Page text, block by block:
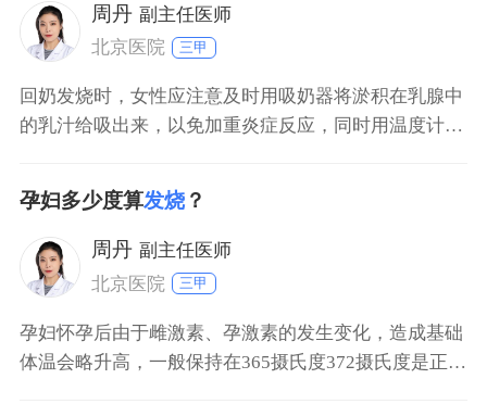
周丹 副主任医师
北京医院
三甲
回奶发烧时，女性应注意及时用吸奶器将淤积在乳腺中
的乳汁给吸出来，以免加重炎症反应，同时用温度计测
行退热治疗。比如直接在额头上贴退热贴，或将沾温水
的湿毛巾用来擦拭前额、后颈、腋窝、手心、脚心等大
血管分布较多的部位，有助于带走体内多余的体温。如
果体温超
孕妇多少度算发烧？
周丹 副主任医师
北京医院
三甲
孕妇怀孕后由于雌激素、孕激素的发生变化，造成基础
体温会略升高，一般保持在365摄氏度372摄氏度是正常